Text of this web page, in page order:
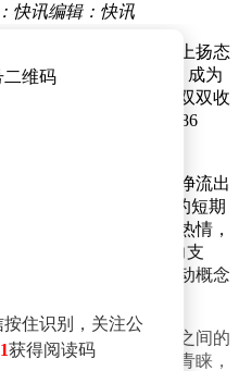
快讯编辑：快讯
念股板块呈现出小幅上扬态
中特发信息表现亮眼，成为
证指数与深证成指也双双收
于3988.56点和14407.86
极色彩。
块当日主力资金呈现净流出
部分大资金对该板块的短期
则表现出较强的参与热情，
为板块上涨提供了有力支
市场内部对于字节跳动概念
，可以发现不同个股之间的
个股受到主力资金的青睐，
住识别，关注公
1获得阅读码